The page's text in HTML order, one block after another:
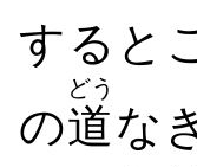
すると
の道
どう
な